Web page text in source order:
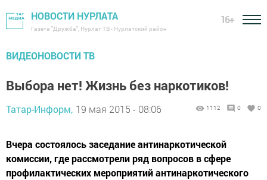
НОВОСТИ НУРЛАТА
Газета "Дружба", Нурлат ТВ - Нурлатский район
16+
ВИДЕОНОВОСТИ ТВ
Выбора нет! Жизнь без наркотиков!
Татар-Информ, 19 мая 2015 - 08:06 1112 0 0
Вчера состоялось заседание антинаркотической
комиссии, где рассмотрели ряд вопросов в сфере
профилактических мероприятий антинаркотического